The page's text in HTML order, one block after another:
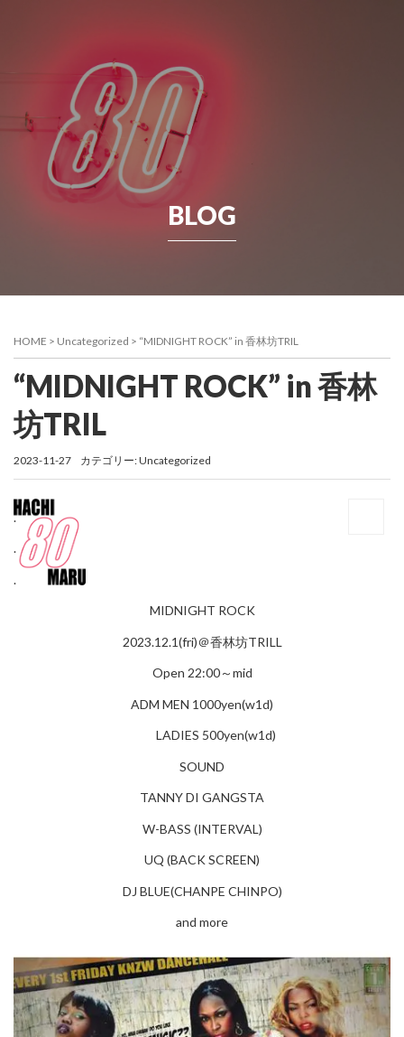
BLOG
HOME > Uncategorized > “MIDNIGHT ROCK” in 香林坊TRIL
“MIDNIGHT ROCK” in 香林
坊TRIL
2023-11-27 カテゴリー:Uncategorized
.
.
.
MIDNIGHT ROCK
2023.12.1(fri)＠香林坊TRILL
Open 22:00～mid
ADM MEN 1000yen(w1d)
LADIES 500yen(w1d)
SOUND
TANNY DI GANGSTA
W-BASS (INTERVAL)
UQ (BACK SCREEN)
DJ BLUE(CHANPE CHINPO)
and more